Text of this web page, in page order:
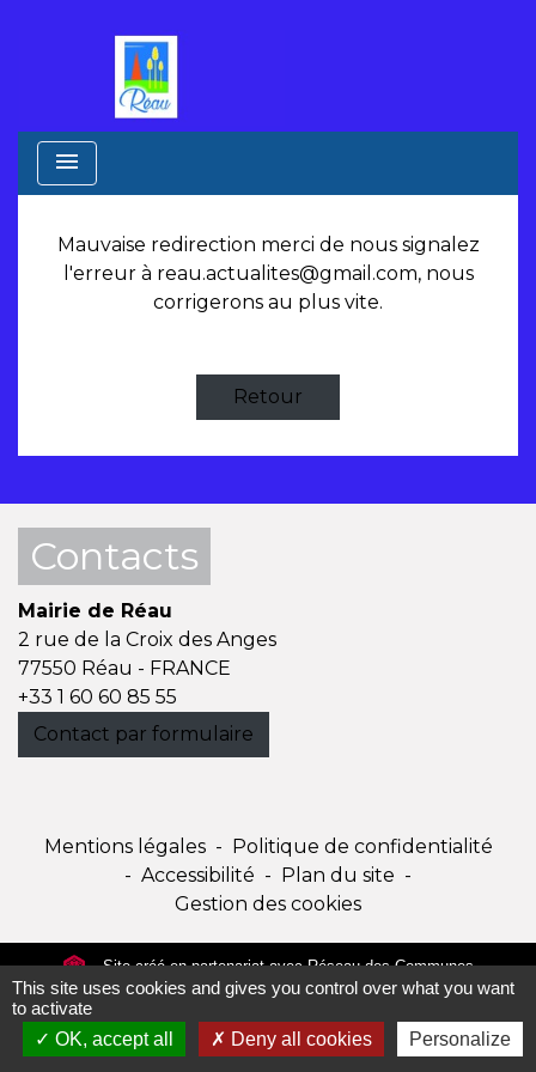
menu
Mauvaise redirection merci de nous signalez
l'erreur à reau.actualites@gmail.com, nous
corrigerons au plus vite.
Retour
Contacts
Mairie de Réau
2 rue de la Croix des Anges
77550 Réau - FRANCE
+33 1 60 60 85 55
Contact par formulaire
Mentions légales - Politique de confidentialité
- Accessibilité - Plan du site -
Gestion des cookies
Site créé en partenariat avec Réseau des Communes
This site uses cookies and gives you control over what you want
to activate
OK, accept all
Deny all cookies Personalize